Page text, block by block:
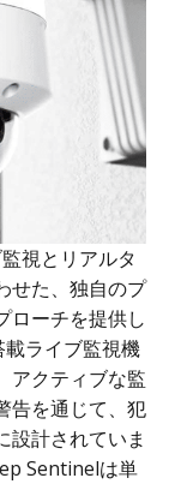
視とリアルタ
せた、独自のプ
ローチを提供し
ライブ監視機
アクティブな監
告を通じて、犯
設計されていま
Sentinelは単